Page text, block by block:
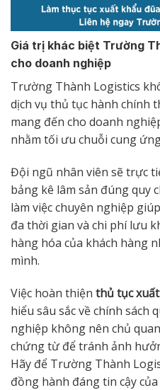
Giá trị khác biệt Trường
cho doanh nghiệp
Trường Thành Logistics
dịch vụ thủ tục hành chính
mang đến cho doanh
nhằm tối ưu chuỗi cung
Đội ngũ nhân viên sẽ trực
bảng kê lâm sản đúng quy
làm việc chuyên nghiệp
đa thời gian và chi phí lưu
hàng hóa của khách hàng
mình.
Việc hoàn thiện thủ tục
hiểu sâu sắc về chính sách
nghiệp không nên chủ
chứng từ để tránh ảnh
Hãy để Trường Thành
đồng hành đáng tin cậy